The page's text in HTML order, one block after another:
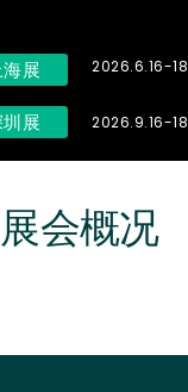
展
展
2026.6.16-18
2026.9.16-18
展会概况